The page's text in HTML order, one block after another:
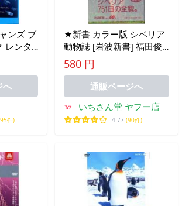
ンズ ブ
レンタ
へ
件)
★新書 カラー版 シベリア
動物誌 [岩波新書] 福田俊
司 (著) シベリアトラ.ホッ
キョクグマのハンティング
580 円
通販ページへ
いちさん堂 ヤフー店
4.77 (90件)